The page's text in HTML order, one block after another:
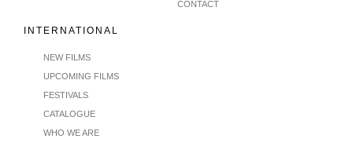
CONTACT
INTERNATIONAL
NEW FILMS
UPCOMING FILMS
FESTIVALS
CATALOGUE
WHO WE ARE